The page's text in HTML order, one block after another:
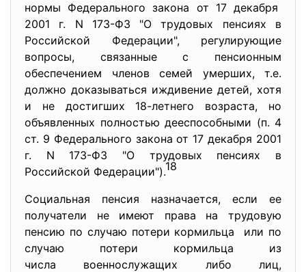
нормы Федерального закона от 17 декабря
2001 г. N 173-ФЗ "О трудовых пенсиях в
Российской Федерации", регулирующие
вопросы, связанные с пенсионным
обеспечением членов семей умерших, т.е.
должно доказываться иждивение детей, хотя
и не достигших 18-летнего возраста, но
объявленных полностью дееспособными (п. 4
ст. 9 Федерального закона от 17 декабря 2001
г. N 173-ФЗ "О трудовых пенсиях в
Российской Федерации").18
Социальная пенсия назначается, если ее
получатели не имеют права на трудовую
пенсию по случаю потери кормильца или по
случаю потери кормильца из
числа военнослужащих либо лиц,